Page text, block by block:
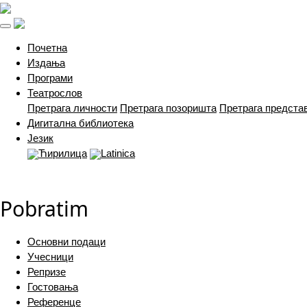
Почетна(current)
Издања
Програми
Театрослов
Претрага личности Претрага позоришта Претрага
Дигитална библиотека
Језик
Ћирилица
Latinica
Pobratim
Основни подаци
Учесници
Репризе
Гостовања
Референце